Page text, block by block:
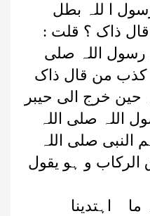
ا للہ بطل
ذاک ؟ قلت :
اللہ صلی
: کذب من قال ذاک
حین خرج الی حیبر
اللہ صلی اللہ
النبی صلی اللہ
الرکاب و ہو یقول
اہتدینا